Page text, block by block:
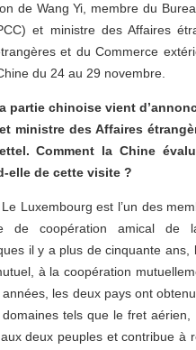
de Wang Yi, membre du
et ministre des Affaires
et du Commerce
du 24 au 29 novembre.
partie chinoise vient
ministre des Affaires
Comment la Chine
elle de cette visite ?
Luxembourg est l’un des
de coopération amical de
il y a plus de cinquante
à la coopération
les deux pays ont
tels que le fret
deux peuples et contribue à